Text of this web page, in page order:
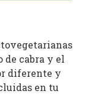
de cabra y el
diferente y
en tu